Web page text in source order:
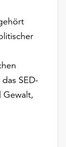
SED-
Gewalt,